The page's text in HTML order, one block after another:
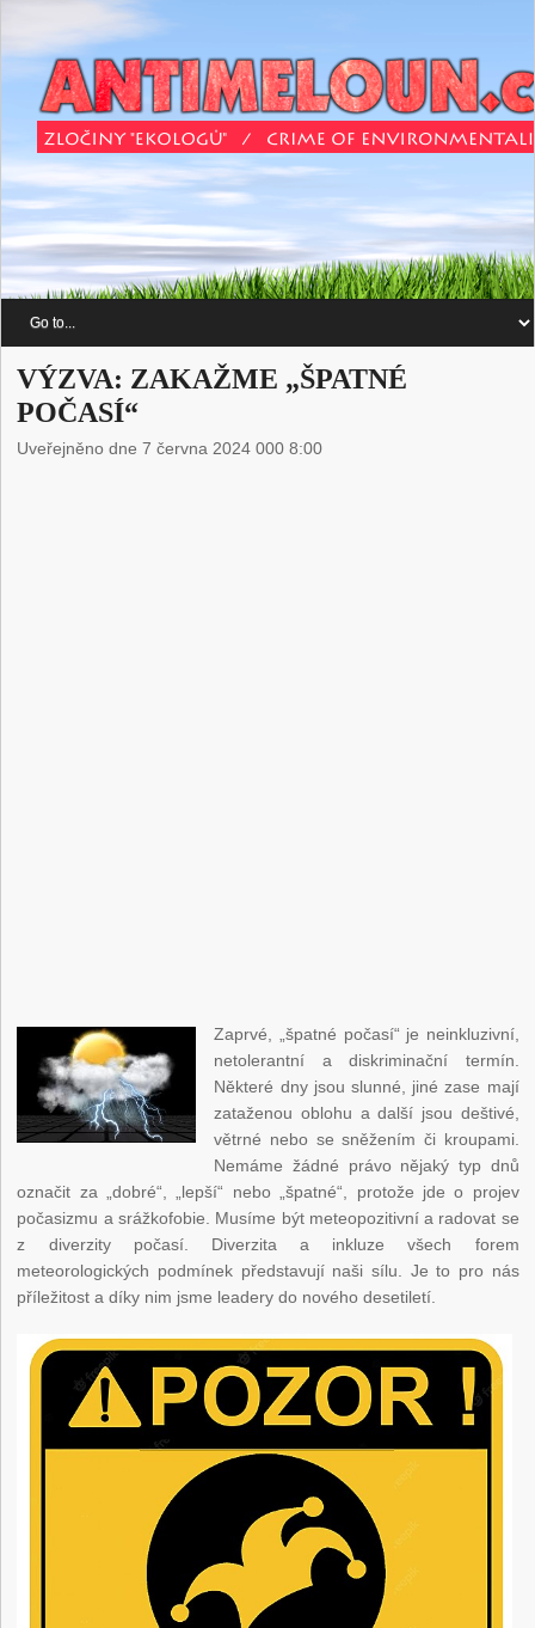
VÝZVA: ZAKAŽME „ŠPATNÉ
POČASÍ“
Uveřejněno dne 7 června 2024 000 8:00
Zaprvé, „špatné počasí“ je neinkluzivní,
netolerantní a diskriminační termín.
Některé dny jsou slunné, jiné zase mají
zataženou oblohu a další jsou deštivé,
větrné nebo se sněžením či kroupami.
Nemáme žádné právo nějaký typ dnů
označit za „dobré“, „lepší“ nebo „špatné“, protože jde o projev
počasizmu a srážkofobie. Musíme být meteopozitivní a radovat se
z diverzity počasí. Diverzita a inkluze všech forem
meteorologických podmínek představují naši sílu. Je to pro nás
příležitost a díky nim jsme leadery do nového desetiletí.